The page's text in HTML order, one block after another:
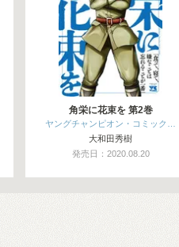
角栄に花束を 第2巻
ヤングチャンピオン・コミック…
大和田秀樹
発売日：2020.08.20